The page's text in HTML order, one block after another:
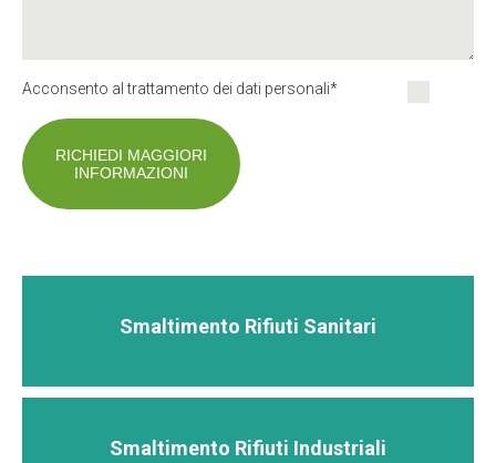
Acconsento al trattamento dei dati personali*
RICHIEDI MAGGIORI
INFORMAZIONI
Smaltimento Rifiuti Sanitari
Smaltimento Rifiuti Industriali